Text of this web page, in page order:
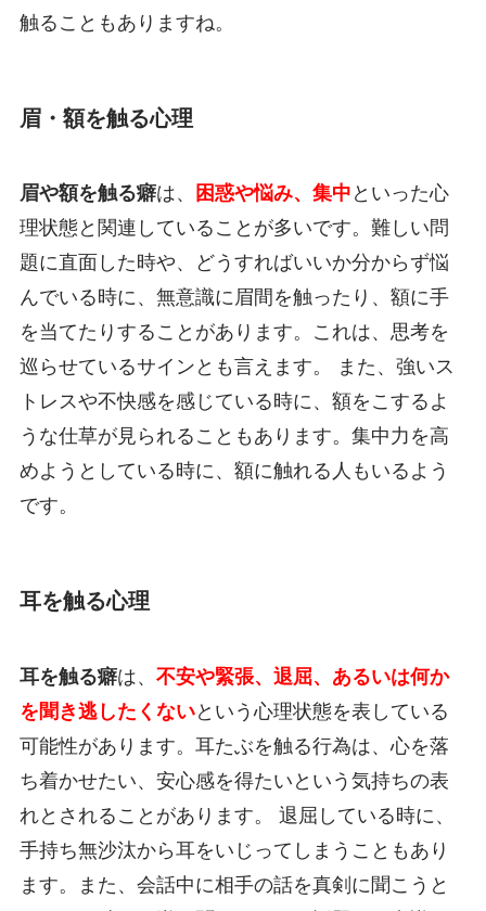
触ることもありますね。
眉・額を触る心理
眉や額を触る癖は、 困惑や悩み、集中 といった心
理状態と関連していることが多いです。難しい問
題に直面した時や、どうすればいいか分からず悩
んでいる時に、無意識に眉間を触ったり、額に手
を当てたりすることがあります。これは、思考を
巡らせているサインとも言えます。 また、強いス
トレスや不快感を感じている時に、額をこするよ
うな仕草が見られることもあります。集中力を高
めようとしている時に、額に触れる人もいるよう
です。
耳を触る心理
耳を触る癖は、 不安や緊張、退屈、あるいは何か
を聞き逃したくないという心理状態を表している
可能性があります。耳たぶを触る行為は、心を落
ち着かせたい、安心感を得たいという気持ちの表
れとされることがあります。 退屈している時に、
手持ち無沙汰から耳をいじってしまうこともあり
ます。また、会話中に相手の話を真剣に聞こうと